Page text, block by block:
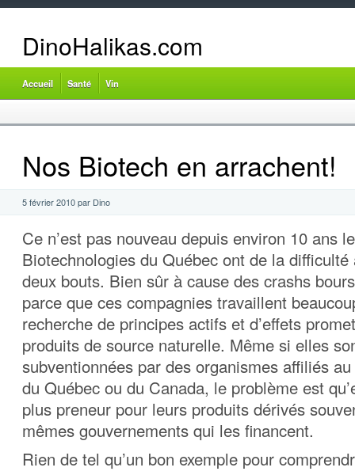
DinoHalikas.com
Accueil Santé Vin
Nos Biotech en arrachent!
5 février 2010 par Dino
Ce n’est pas nouveau depuis environ 10 ans
Biotechnologies du Québec ont de la
deux bouts. Bien sûr à cause des crashs
parce que ces compagnies travaillent
recherche de principes actifs et d’effets
produits de source naturelle. Même si elles
subventionnées par des organismes affiliés
du Québec ou du Canada, le problème est
plus preneur pour leurs produits dérivés
mêmes gouvernements qui les financent.
Rien de tel qu’un bon exemple pour